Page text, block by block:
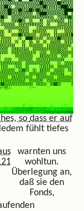
sodass er auf
fühlt tiefes
warnten uns
wohltun.
Überlegung an,
daß sie den
Fonds,